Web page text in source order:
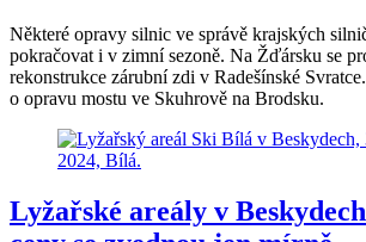
Některé opravy silnic ve správě krajských
pokračovat i v zimní sezoně. Na Žďársku se
rekonstrukce zárubní zdi v Radešínské
o opravu mostu ve Skuhrově na Brodsku.
Lyžařské areály v